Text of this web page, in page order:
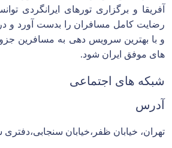
آفریقا و برگزاری تورهای ایرانگردی
رضایت کامل مسافران را بدست آورد و
و با بهترین سرویس دهی به مسافرین جزو
های موفق ایران شود.
شبکه های اجتماعی
آدرس
تهران، خیابان ظفر،خیابان سنجابی،دفتری